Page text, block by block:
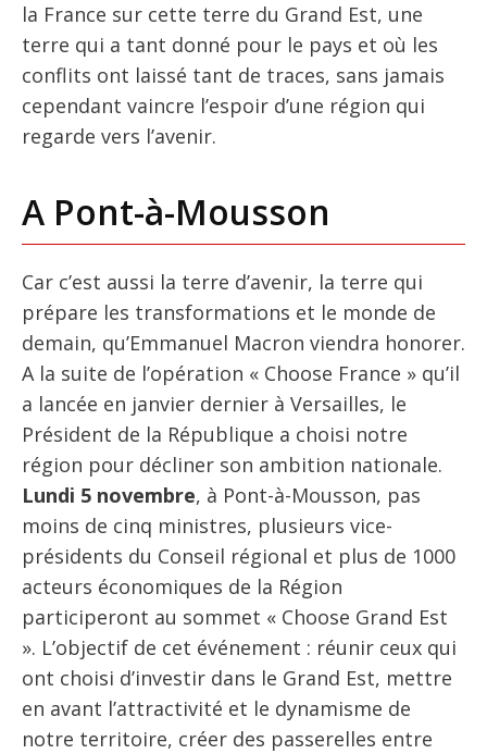
la France sur cette terre du Grand Est, une
terre qui a tant donné pour le pays et où les
conflits ont laissé tant de traces, sans jamais
cependant vaincre l’espoir d’une région qui
regarde vers l’avenir.
A Pont-à-Mousson
Car c’est aussi la terre d’avenir, la terre qui
prépare les transformations et le monde de
demain, qu’Emmanuel Macron viendra honorer.
A la suite de l’opération « Choose France » qu’il
a lancée en janvier dernier à Versailles, le
Président de la République a choisi notre
région pour décliner son ambition nationale.
Lundi 5 novembre, à Pont-à-Mousson, pas
moins de cinq ministres, plusieurs vice-
présidents du Conseil régional et plus de 1000
acteurs économiques de la Région
participeront au sommet « Choose Grand Est
». L’objectif de cet événement : réunir ceux qui
ont choisi d’investir dans le Grand Est, mettre
en avant l’attractivité et le dynamisme de
notre territoire, créer des passerelles entre